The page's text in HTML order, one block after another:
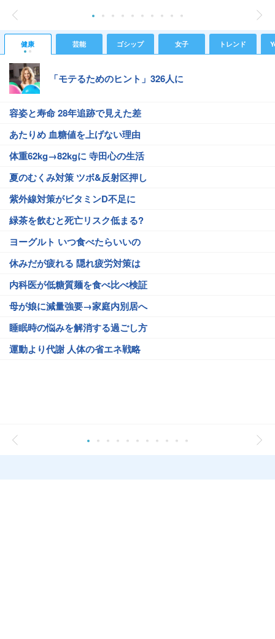
健康 芸能 ゴシップ 女子 トレンド
「モテるためのヒント」326人に
容姿と寿命 28年追跡で見えた差
あたりめ 血糖値を上げない理由
体重62kg→82kgに 寺田心の生活
夏のむくみ対策 ツボ&反射区押し
紫外線対策がビタミンD不足に
緑茶を飲むと死亡リスク低まる?
ヨーグルト いつ食べたらいいの
休みだが疲れる 隠れ疲労対策は
内科医が低糖質麺を食べ比べ検証
母が娘に減量強要→家庭内別居へ
睡眠時の悩みを解消する過ごし方
運動より代謝 人体の省エネ戦略